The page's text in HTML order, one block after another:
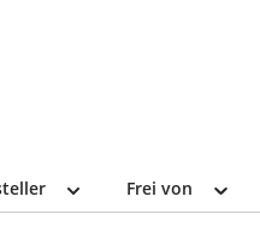
Frei von